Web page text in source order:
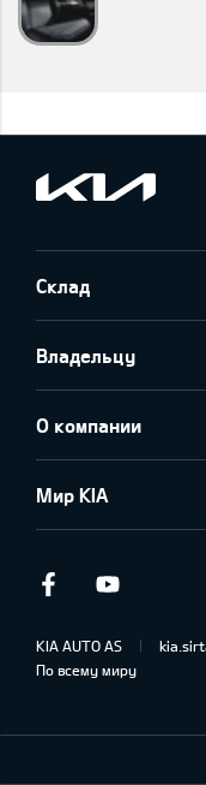
Склад
Владельцу
О компании
Мир KIA
Facebook
KIA AUTO AS
По всему миру